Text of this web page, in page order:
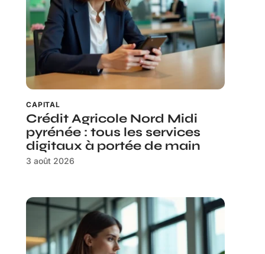
CAPITAL
Crédit Agricole Nord Midi
pyrénée : tous les services
digitaux à portée de main
3 août 2026